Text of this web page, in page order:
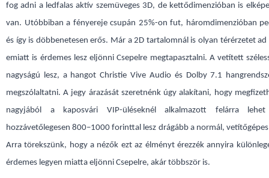
fog adni a ledfalas aktív szemüveges 3D, de kettődimenzióban is
van. Utóbbiban a fényereje csupán 25%-on fut, háromdimenzióban
és így is döbbenetesen erős. Már a 2D tartalomnál is olyan térérzetet ad
emiatt is érdemes lesz eljönni Csepelre megtapasztalni. A vetített
nagyságú lesz, a hangot Christie Vive Audio és Dolby 7.1
megszólaltatni. A jegy árazását szeretnénk úgy alakítani, hogy
nagyjából a kaposvári VIP-üléseknél alkalmazott felárra lehet
hozzávetőlegesen 800–1000 forinttal lesz drágább a normál,
Arra törekszünk, hogy a nézők ezt az élményt érezzék annyira
érdemes legyen miatta eljönni Csepelre, akár többször is.